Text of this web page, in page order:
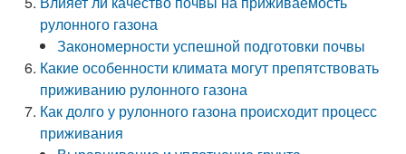
рулонного газона
Закономерности успешной подготовки почвы
Какие особенности климата могут препятствовать
приживанию рулонного газона
Как долго у рулонного газона происходит процесс
приживания